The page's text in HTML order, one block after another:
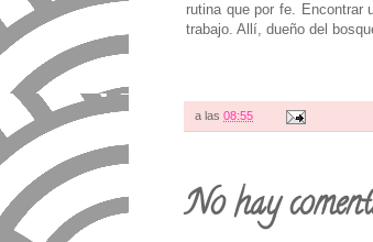
rutina que por fe. Encontrar
trabajo. Allí, dueño del
a las 08:55
No hay